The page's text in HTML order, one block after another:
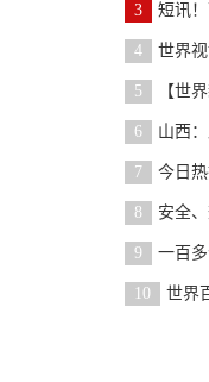
3 短讯！
4 世界视
5 【世界
6 山西
7 今日热
8 安全、
9 一百
10 世界